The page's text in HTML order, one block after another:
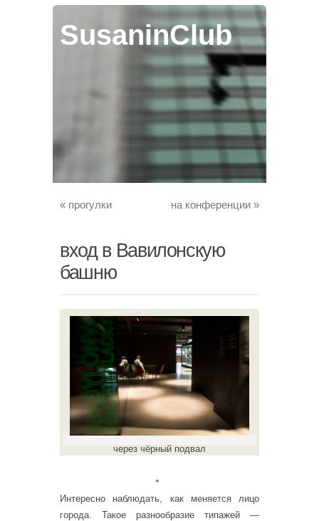
SusaninClub
« прогулки на конференции »
вход в Вавилонскую
башню
через чёрный подвал
。
Интересно наблюдать, как меняется лицо
города. Такое разнообразие типажей —